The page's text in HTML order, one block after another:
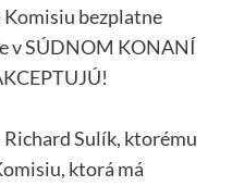
Komisiu bezplatne
v SÚDNOM KONANÍ
Sulík, ktorému
ktorá má